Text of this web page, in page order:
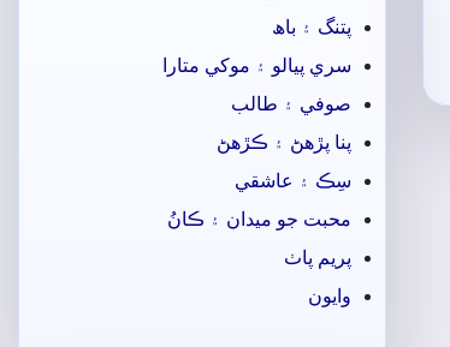
پتنگ ۽ باھ
سري پيالو ۽ موکي متارا
صوفي ۽ طالب
پنا پڙهڻ ۽ ڪڙهڻ
سِڪ ۽ عاشقي
محبت جو ميدان ۽ ڪانُ
پريم پاٺ
وايون